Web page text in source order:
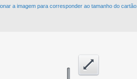
a imagem para corresponder ao tamanho do cartão.